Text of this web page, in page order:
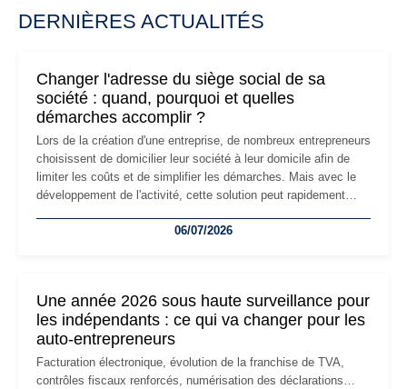
DERNIÈRES ACTUALITÉS
Changer l'adresse du siège social de sa
société : quand, pourquoi et quelles
démarches accomplir ?
Lors de la création d'une entreprise, de nombreux entrepreneurs
choisissent de domicilier leur société à leur domicile afin de
limiter les coûts et de simplifier les démarches. Mais avec le
développement de l'activité, cette solution peut rapidement
professionnels, recrutement, image de marque… Le
06/07/2026
Une année 2026 sous haute surveillance pour
les indépendants : ce qui va changer pour les
auto-entrepreneurs
Facturation électronique, évolution de la franchise de TVA,
contrôles fiscaux renforcés, numérisation des déclarations…